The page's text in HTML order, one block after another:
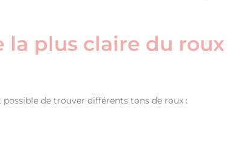
la plus claire du roux
possible de trouver différents tons de roux :